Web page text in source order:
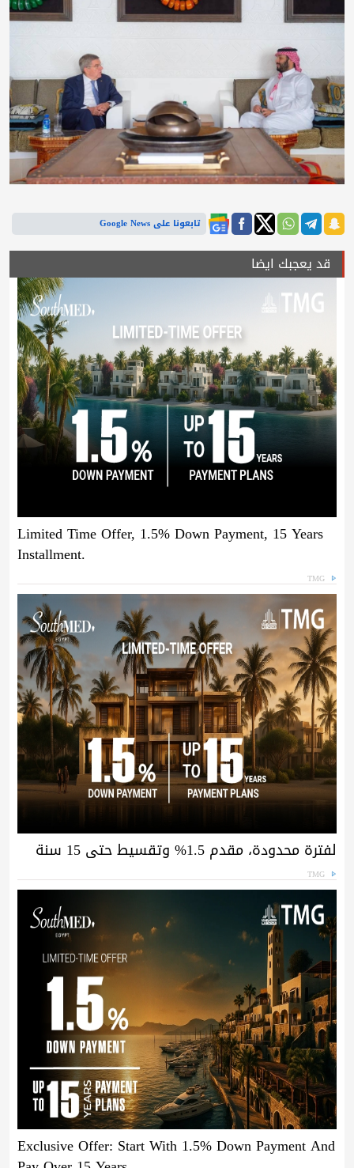
تابعونا على Google News
قد يعجبك ايضا
Limited Time Offer, 1.5% Down Payment, 15 Years
Installment.
TMG
لفترة محدودة، مقدم 1.5% وتقسيط حتى 15 سنة
TMG
Exclusive Offer: Start With 1.5% Down Payment And